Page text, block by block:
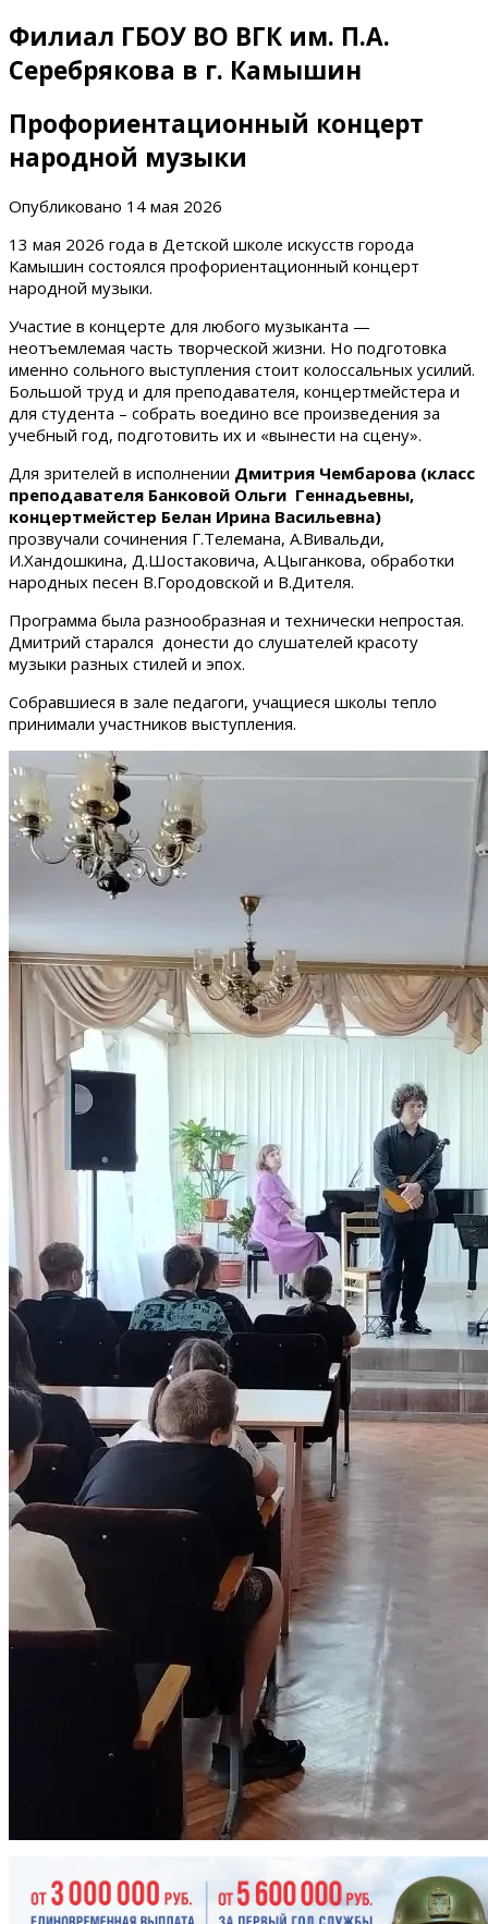
Филиал ГБОУ ВО ВГК им. П.А.
Серебрякова в г. Камышин
Профориентационный концерт
народной музыки
Опубликовано 14 мая 2026
13 мая 2026 года в Детской школе искусств города
Камышин состоялся профориентационный концерт
народной музыки.
Участие в концерте для любого музыканта —
неотъемлемая часть творческой жизни. Но подготовка
именно сольного выступления стоит колоссальных усилий.
Большой труд и для преподавателя, концертмейстера и
для студента – собрать воедино все произведения за
учебный год, подготовить их и «вынести на сцену».
Для зрителей в исполнении Дмитрия Чембарова (класс
преподавателя Банковой Ольги Геннадьевны,
концертмейстер Белан Ирина Васильевна)
прозвучали сочинения Г.Телемана, А.Вивальди,
И.Хандошкина, Д.Шостаковича, А.Цыганкова, обработки
народных песен В.Городовской и В.Дителя.
Программа была разнообразная и технически непростая.
Дмитрий старался донести до слушателей красоту
музыки разных стилей и эпох.
Собравшиеся в зале педагоги, учащиеся школы тепло
принимали участников выступления.